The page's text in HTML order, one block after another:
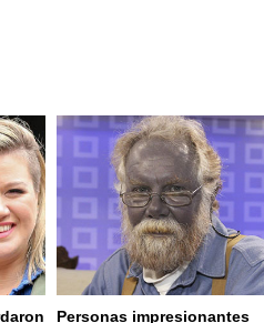
Personas impresionantes